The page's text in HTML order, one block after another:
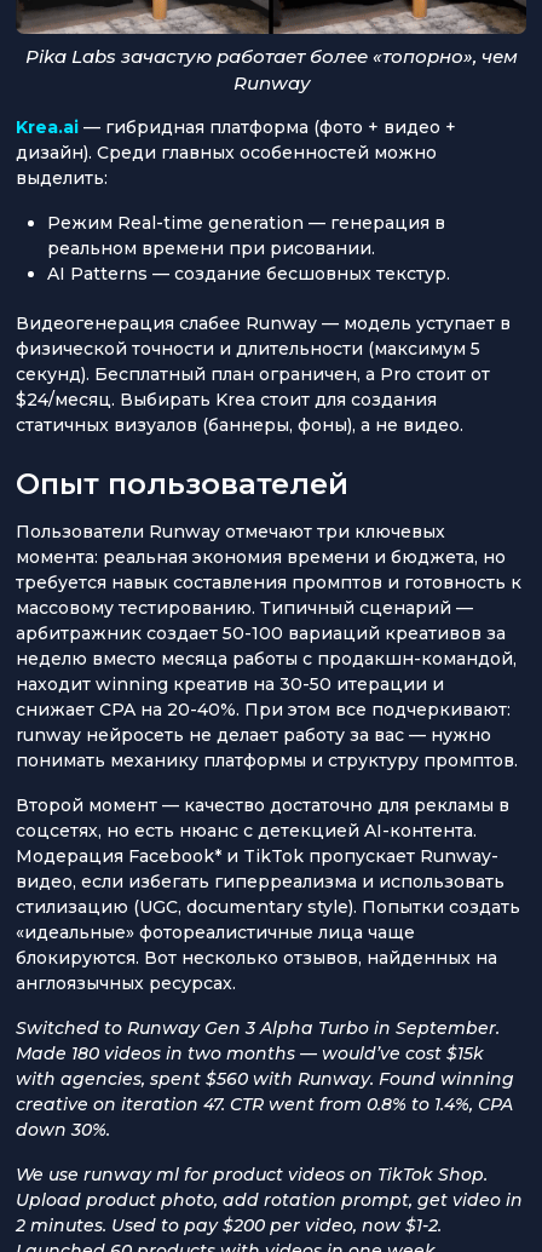
Pika Labs зачастую работает более «топорно», чем
Runway
Krea.ai — гибридная платформа (фото + видео +
дизайн). Среди главных особенностей можно
выделить:
Режим Real-time generation — генерация в
реальном времени при рисовании.
AI Patterns — создание бесшовных текстур.
Видеогенерация слабее Runway — модель уступает в
физической точности и длительности (максимум 5
секунд). Бесплатный план ограничен, а Pro стоит от
$24/месяц. Выбирать Krea стоит для создания
статичных визуалов (баннеры, фоны), а не видео.
Опыт пользователей
Пользователи Runway отмечают три ключевых
момента: реальная экономия времени и бюджета, но
требуется навык составления промптов и готовность к
массовому тестированию. Типичный сценарий —
арбитражник создает 50-100 вариаций креативов за
неделю вместо месяца работы с продакшн-командой,
находит winning креатив на 30-50 итерации и
снижает CPA на 20-40%. При этом все подчеркивают:
runway нейросеть не делает работу за вас — нужно
понимать механику платформы и структуру промптов.
Второй момент — качество достаточно для рекламы в
соцсетях, но есть нюанс с детекцией AI-контента.
Модерация Facebook* и TikTok пропускает Runway-
видео, если избегать гиперреализма и использовать
стилизацию (UGC, documentary style). Попытки создать
«идеальные» фотореалистичные лица чаще
блокируются. Вот несколько отзывов, найденных на
англоязычных ресурсах.
Switched to Runway Gen 3 Alpha Turbo in September.
Made 180 videos in two months — would’ve cost $15k
with agencies, spent $560 with Runway. Found winning
creative on iteration 47. CTR went from 0.8% to 1.4%, CPA
down 30%.
We use runway ml for product videos on TikTok Shop.
Upload product photo, add rotation prompt, get video in
2 minutes. Used to pay $200 per video, now $1-2.